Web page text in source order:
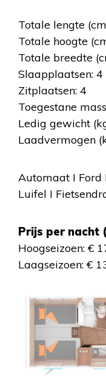
Totale lengte
Totale hoogte
Totale breedte
Slaapplaatsen: 4
Zitplaatsen: 4
Toegestane
Ledig gewicht
Laadvermogen
Automaat I Ford
Luifel I
Prijs per nacht
Hoogseizoen: €
Laagseizoen: €